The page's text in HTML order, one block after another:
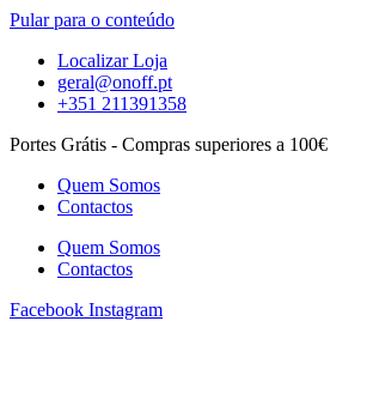
Pular para o conteúdo
Localizar Loja
geral@onoff.pt
+351 211391358
Portes Grátis - Compras superiores a 100€
Quem Somos
Contactos
Quem Somos
Contactos
Facebook Instagram